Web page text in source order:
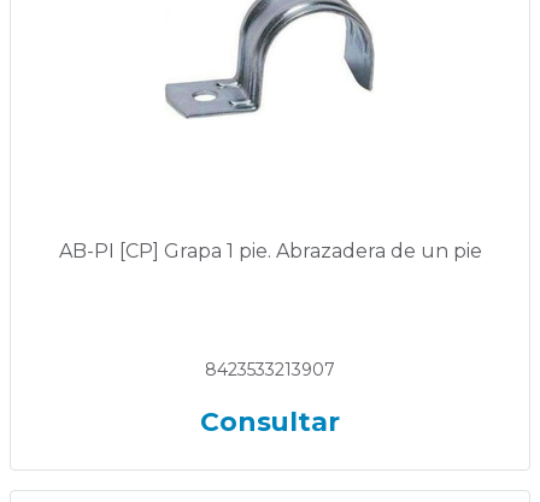
AB-PI [CP] Grapa 1 pie. Abrazadera de un pie
8423533213907
Consultar